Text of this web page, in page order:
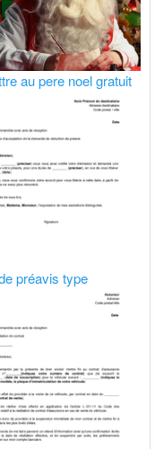
au pere noel gratuit
préavis type